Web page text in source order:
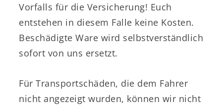
Vorfalls für die Versicherung! Euch
entstehen in diesem Falle keine Kosten.
Beschädigte Ware wird selbstverständlich
sofort von uns ersetzt.
Für Transportschäden, die dem Fahrer
nicht angezeigt wurden, können wir nicht